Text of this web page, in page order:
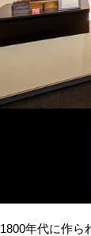
1800年代に作ら